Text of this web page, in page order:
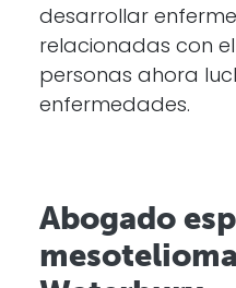
desarrollar
relacionadas con
personas ahora
enfermedades.
Abogado